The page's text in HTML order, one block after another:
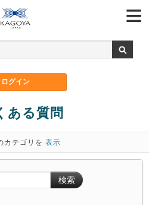
ある質問
カテゴリを 表示
検索